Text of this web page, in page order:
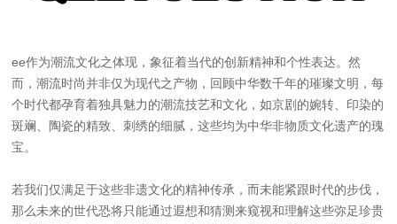
ee作为潮流文化之体现，象征着当代的创新精神和个性表达。然
而，潮流时尚并非仅为现代之产物，回顾中华数千年的璀璨文明，每
个时代都孕育着独具魅力的潮流技艺和文化，如京剧的婉转、印染的
斑斓、陶瓷的精致、刺绣的细腻，这些均为中华非物质文化遗产的瑰
宝。
若我们仅满足于这些非遗文化的精神传承，而未能紧跟时代的步伐，
那么未来的世代恐将只能通过遐想和猜测来窥视和理解这些弥足珍贵